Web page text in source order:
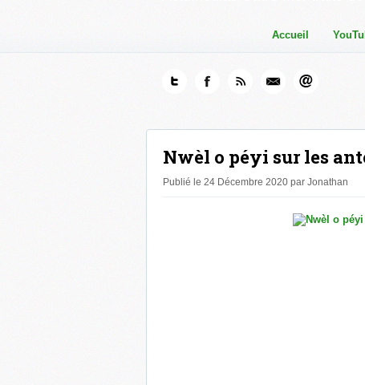
Accueil
Nwèl o péyi sur les
Publié le 24 Décembre 2020 par Jonathan